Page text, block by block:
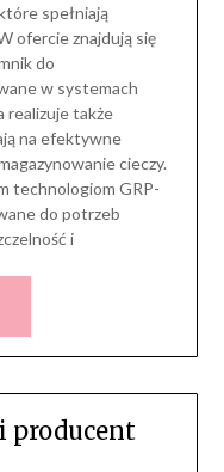
spełniają
ofercie znajdują się
do
w systemach
realizuje także
na efektywne
cieczy.
technologiom GRP-
do potrzeb
i
producent